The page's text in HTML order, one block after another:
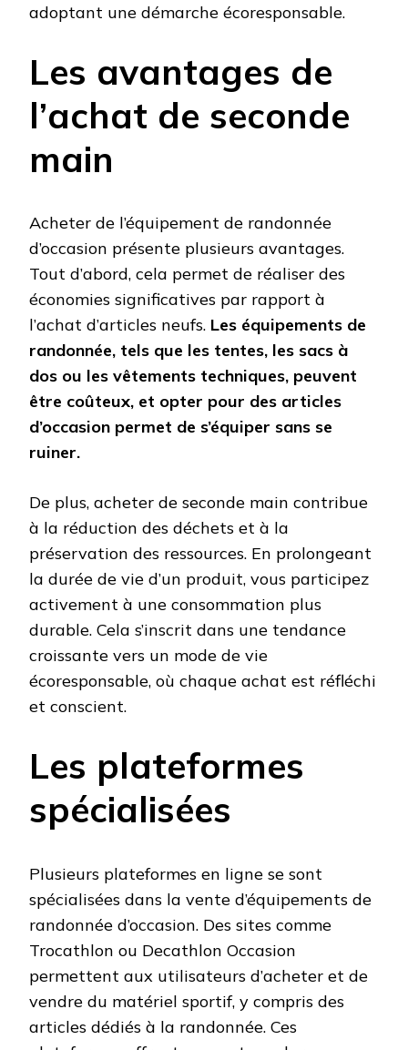
adoptant une démarche écoresponsable.
Les avantages de
l’achat de seconde
main
Acheter de l’équipement de randonnée
d’occasion présente plusieurs avantages.
Tout d’abord, cela permet de réaliser des
économies significatives par rapport à
l’achat d’articles neufs. Les équipements de
randonnée, tels que les tentes, les sacs à
dos ou les vêtements techniques, peuvent
être coûteux, et opter pour des articles
d’occasion permet de s’équiper sans se
ruiner.
De plus, acheter de seconde main contribue
à la réduction des déchets et à la
préservation des ressources. En prolongeant
la durée de vie d’un produit, vous participez
activement à une consommation plus
durable. Cela s’inscrit dans une tendance
croissante vers un mode de vie
écoresponsable, où chaque achat est réfléchi
et conscient.
Les plateformes
spécialisées
Plusieurs plateformes en ligne se sont
spécialisées dans la vente d’équipements de
randonnée d’occasion. Des sites comme
Trocathlon ou Decathlon Occasion
permettent aux utilisateurs d’acheter et de
vendre du matériel sportif, y compris des
articles dédiés à la randonnée. Ces